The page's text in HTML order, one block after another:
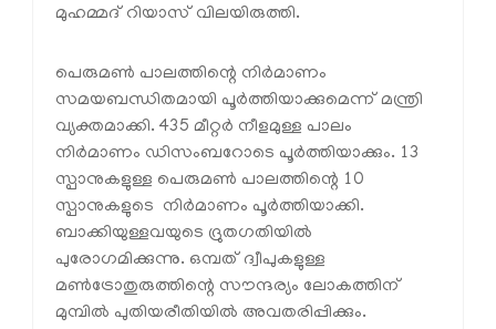
മുഹമ്മദ് റിയാസ് വിലയിരുത്തി.
പെരുമണ്‍ പാലത്തിന്റെ നിര്‍മാണം
സമയബന്ധിതമായി പൂര്‍ത്തിയാക്കുമെന്ന് മന്ത്രി
വ്യക്തമാക്കി. 435 മീറ്റര്‍ നീളമുള്ള പാലം
നിര്‍മാണം ഡിസംബറോടെ പൂര്‍ത്തിയാക്കും. 13
സ്പാനുകളുള്ള പെരുമണ്‍ പാലത്തിന്റെ 10
സ്പാനുകളുടെ നിര്‍മാണം പൂര്‍ത്തിയാക്കി.
ബാക്കിയുള്ളവയുടെ ദ്രുതഗതിയില്‍
പുരോഗമിക്കുന്നു. ഒമ്പത് ദ്വീപുകളുള്ള
മണ്‍ട്രോതുരുത്തിന്റെ സൗന്ദര്യം ലോകത്തിന്
മുമ്പില്‍ പുതിയരീതിയില്‍ അവതരിപ്പിക്കും.